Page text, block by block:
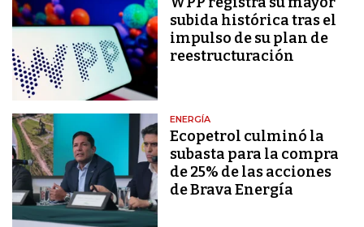
subida histórica tras el
impulso de su plan de
reestructuración
ENERGÍA
Ecopetrol culminó la
subasta para la compra
de 25% de las acciones
de Brava Energía